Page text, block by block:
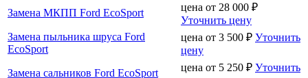
Замена МКПП Ford EcoSport
цена от 28 000 ₽
Уточнить цену
Замена пыльника шруса Ford
EcoSport
цена от 3 500 ₽ Уточнить
цену
Замена сальников Ford EcoSport
цена от 5 250 ₽ Уточнить